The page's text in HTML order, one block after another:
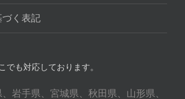
づく表記
でも対応しております。
岩手県、宮城県、秋田県、山形県、